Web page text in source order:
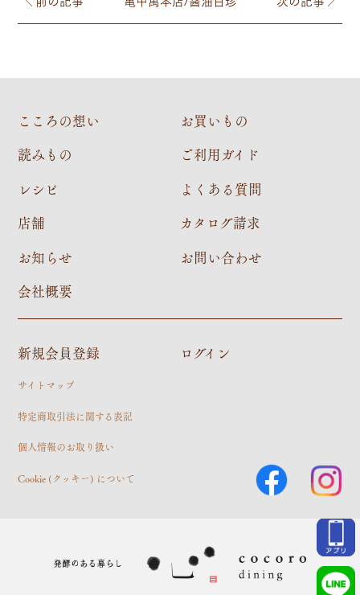
こころの想い
読みもの
レシピ
店舗
お知らせ
会社概要
お買いもの
ご利用ガイド
よくある質問
カタログ請求
お問い合わせ
新規会員登録 ログイン
サイトマップ
特定商取引法に関する表記
個人情報のお取り扱い
Cookie (クッキー) について